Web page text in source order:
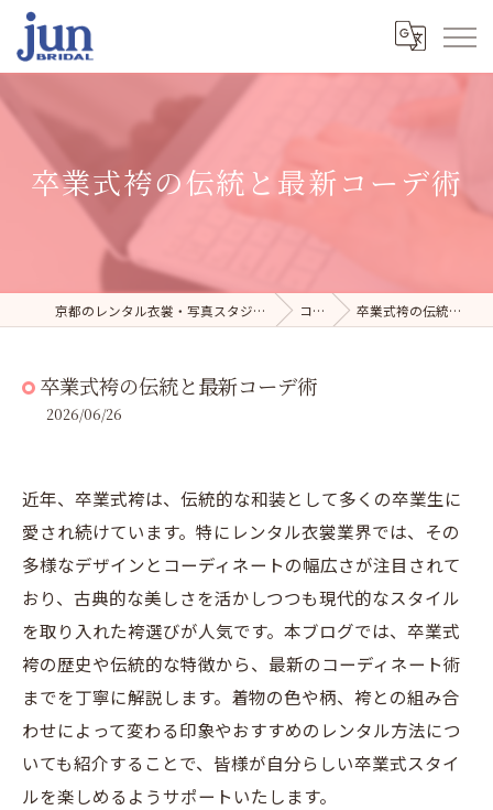
卒業式袴の伝統と最新コーデ術
京都のレンタル衣裳・写真スタジオならジュンブライダル コラム 卒業式袴の伝統と最新コーデ術
卒業式袴の伝統と最新コーデ術
2026/06/26
近年、卒業式袴は、伝統的な和装として多くの卒業生に
愛され続けています。特にレンタル衣裳業界では、その
多様なデザインとコーディネートの幅広さが注目されて
おり、古典的な美しさを活かしつつも現代的なスタイル
を取り入れた袴選びが人気です。本ブログでは、卒業式
袴の歴史や伝統的な特徴から、最新のコーディネート術
までを丁寧に解説します。着物の色や柄、袴との組み合
わせによって変わる印象やおすすめのレンタル方法につ
いても紹介することで、皆様が自分らしい卒業式スタイ
ルを楽しめるようサポートいたします。